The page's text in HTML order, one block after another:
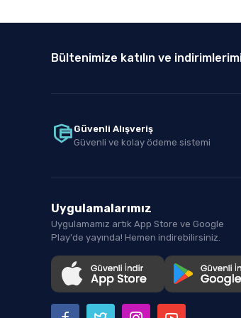
Bültenimize katılın ve
Güvenli Alışveriş
Güvenli ve kolay ödeme sistemi
Uygulamalarımız
Uygulamamız artık App Store ve Google
Play'de yayında! Hemen indirebilirsiniz.